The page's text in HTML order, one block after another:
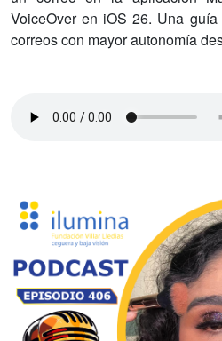
VoiceOver en iOS 26. Una
correos con mayor autonomía